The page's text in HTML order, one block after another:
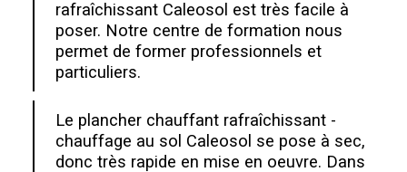
rafraîchissant Caleosol est très facile à
poser. Notre centre de formation nous
permet de former professionnels et
particuliers.
Le plancher chauffant rafraîchissant -
chauffage au sol Caleosol se pose à sec,
donc très rapide en mise en oeuvre. Dans